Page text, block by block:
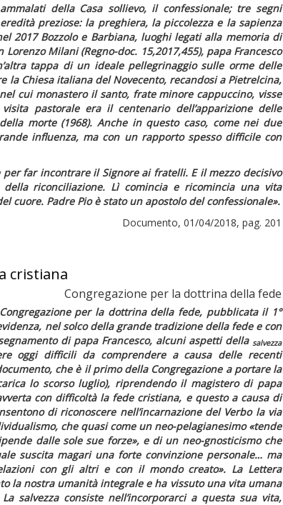
della Casa sollievo, il confessionale; tre segni
preziose: la preghiera, la piccolezza e la sapienza
2017 Bozzolo e Barbiana, luoghi legati alla memoria di
Lorenzo Milani (Regno-doc. 15,2017,455), papa Francesco
tappa di un ideale pellegrinaggio sulle orme delle
Chiesa italiana del Novecento, recandosi a Pietrelcina,
cui monastero il santo, frate minore cappuccino, visse
pastorale era il centenario dell’apparizione delle
morte (1968). Anche in questo caso, come nei due
influenza, ma con un rapporto spesso difficile con
far incontrare il Signore ai fratelli. E il mezzo decisivo
riconciliazione. Lì comincia e ricomincia una vita
cuore. Padre Pio è stato un apostolo del confessionale».
Documento, 01/04/2018, pag. 201
cristiana
Congregazione per la dottrina della fede
per la dottrina della fede, pubblicata il 1°
nel solco della grande tradizione della fede e con
di papa Francesco, alcuni aspetti della salvezza
oggi difficili da comprendere a causa delle recenti
che è il primo della Congregazione a portare la
lo scorso luglio), riprendendo il magistero di papa
con difficoltà la fede cristiana, e questo a causa di
di riconoscere nell’incarnazione del Verbo la via
che quasi come un neo-pelagianesimo«tende
dalle sole sue forze», e di un neo-gnosticismo che
suscita magari una forte convinzione personale… ma
con gli altri e con il mondo creato». La Lettera
la nostra umanità integrale e ha vissuto una vita umana
salvezza consiste nell’incorporarci a questa sua vita,